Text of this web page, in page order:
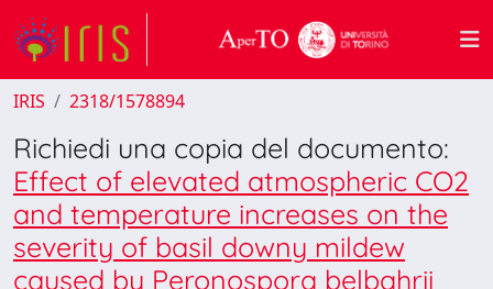
IRIS 2318/1578894
Richiedi una copia del documento:
Effect of elevated atmospheric CO2
and temperature increases on the
severity of basil downy mildew
caused by Peronospora belbahrii